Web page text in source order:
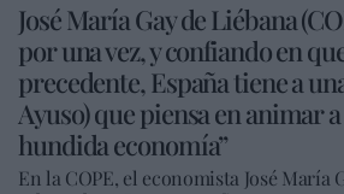
José María Gay de Liébana
por una vez, y confiando en
precedente, España tiene a
Ayuso) que piensa en animar
hundida economía”
En la COPE, el economista José María